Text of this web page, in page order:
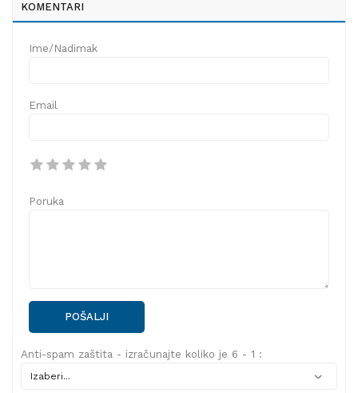
KOMENTARI
Ime/Nadimak
Email
Poruka
POŠALJI
Anti-spam zaštita - izračunajte koliko je 6 - 1 :